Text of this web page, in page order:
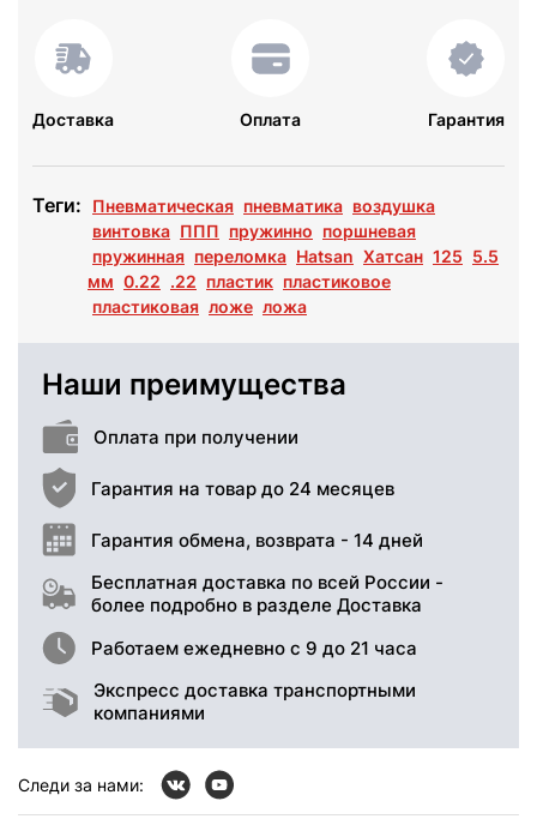
Доставка Оплата Гарантия
Теги: Пневматическая пневматика воздушка
винтовка ППП пружинно поршневая
пружинная переломка Hatsan Хатсан 125 5.5
мм 0.22 .22 пластик пластиковое
пластиковая ложе ложа
Наши преимущества
Оплата при получении
Гарантия на товар до 24 месяцев
Гарантия обмена, возврата - 14 дней
Бесплатная доставка по всей России -
более подробно в разделе Доставка
Работаем ежедневно с 9 до 21 часа
Экспресс доставка транспортными
компаниями
Следи за нами: